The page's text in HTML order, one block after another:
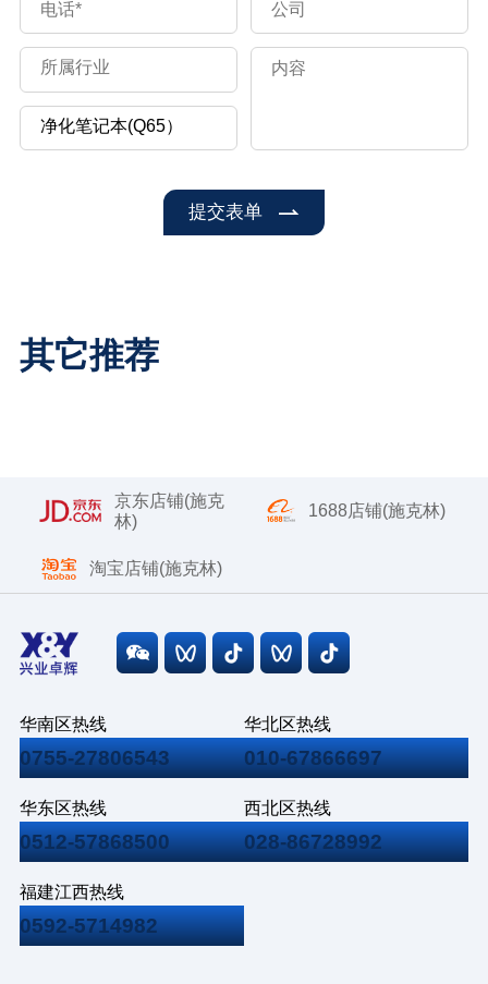
提交表单
其它推荐
京东店铺(施克
林)
1688店铺(施克林)
淘宝店铺(施克林)
华南区热线
0755-27806543
华北区热线
010-67866697
华东区热线
0512-57868500
西北区热线
028-86728992
福建江西热线
0592-5714982